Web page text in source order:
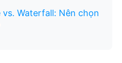
vs. Waterfall: Nên chọn